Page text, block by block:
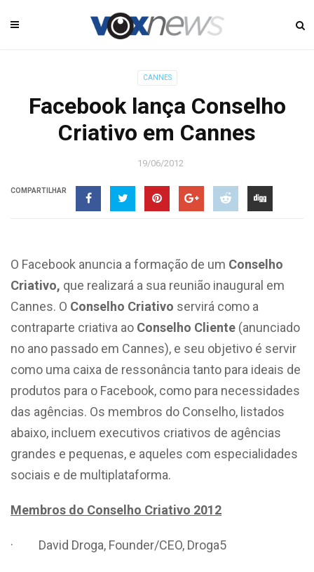
CANNES
Facebook lança Conselho
Criativo em Cannes
19/06/2012
COMPARTILHAR
O Facebook anuncia a formação de um Conselho
Criativo, que realizará a sua reunião inaugural em
Cannes. O Conselho Criativo servirá como a
contraparte criativa ao Conselho Cliente (anunciado
no ano passado em Cannes), e seu objetivo é servir
como uma caixa de ressonância tanto para ideais de
produtos para o Facebook, como para necessidades
das agências. Os membros do Conselho, listados
abaixo, incluem executivos criativos de agências
grandes e pequenas, e aqueles com especialidades
sociais e de multiplataforma.
Membros do Conselho Criativo 2012
· David Droga, Founder/CEO, Droga5